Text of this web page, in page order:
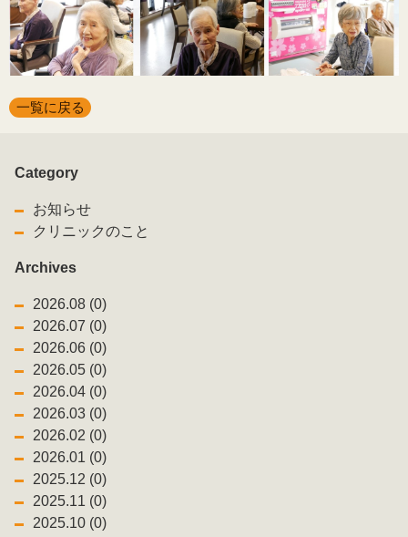
一覧に戻る
Category
お知らせ
クリニックのこと
Archives
2026.08 (0)
2026.07 (0)
2026.06 (0)
2026.05 (0)
2026.04 (0)
2026.03 (0)
2026.02 (0)
2026.01 (0)
2025.12 (0)
2025.11 (0)
2025.10 (0)